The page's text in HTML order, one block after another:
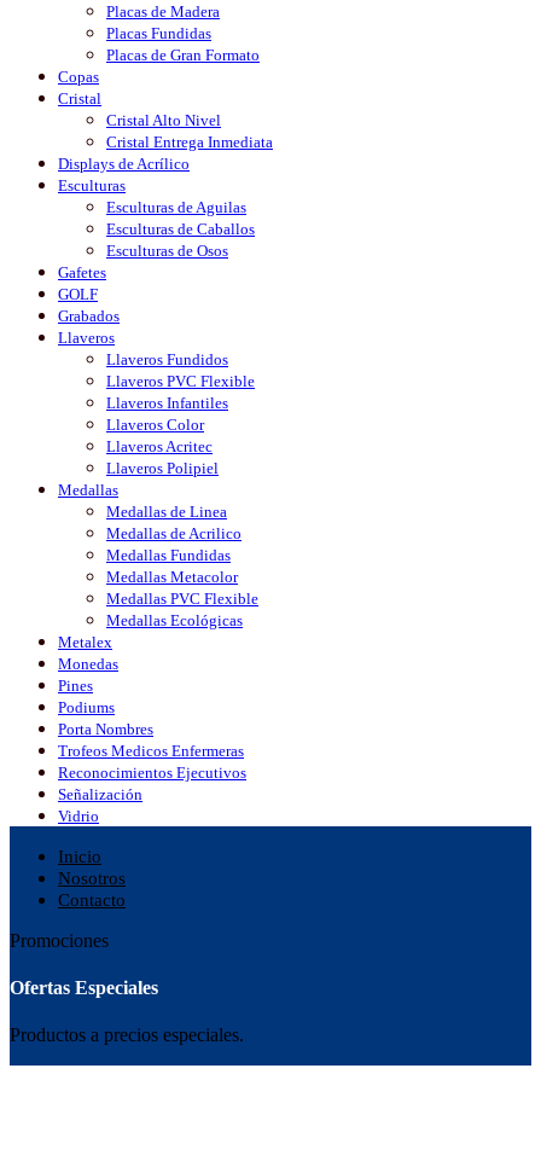
Placas de Madera
Placas Fundidas
Placas de Gran Formato
Copas
Cristal
Cristal Alto Nivel
Cristal Entrega Inmediata
Displays de Acrílico
Esculturas
Esculturas de Aguilas
Esculturas de Caballos
Esculturas de Osos
Gafetes
GOLF
Grabados
Llaveros
Llaveros Fundidos
Llaveros PVC Flexible
Llaveros Infantiles
Llaveros Color
Llaveros Acritec
Llaveros Polipiel
Medallas
Medallas de Linea
Medallas de Acrilico
Medallas Fundidas
Medallas Metacolor
Medallas PVC Flexible
Medallas Ecológicas
Metalex
Monedas
Pines
Podiums
Porta Nombres
Trofeos Medicos Enfermeras
Reconocimientos Ejecutivos
Señalización
Vidrio
Inicio
Nosotros
Contacto
Promociones
Ofertas Especiales
Productos a precios especiales.